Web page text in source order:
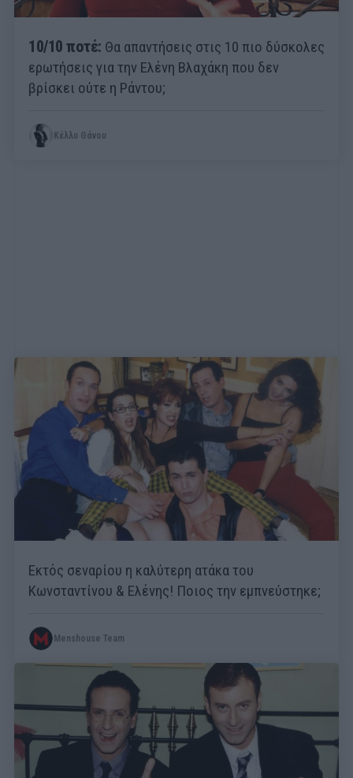
10/10 ποτέ: Θα απαντήσεις στις 10 πιο δύσκολες
ερωτήσεις για την Ελένη Βλαχάκη που δεν
βρίσκει ούτε η Ράντου;
Κέλλυ Θάνου
Εκτός σεναρίου η καλύτερη ατάκα του
Κωνσταντίνου & Ελένης! Ποιος την εμπνεύστηκε;
Menshouse Team